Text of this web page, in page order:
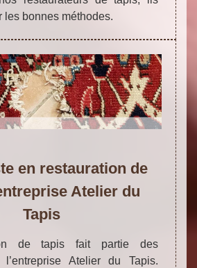
les bonnes méthodes.
en restauration de
Atelier du
Tapis
de tapis fait partie des
Atelier du Tapis.